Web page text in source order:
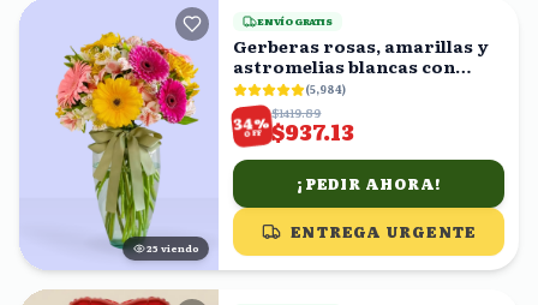
25 viendo
ENVÍO GRATIS
Gerberas rosas, amarillas y
astromelias blancas con
florero (5,984)
34%
OFF
$1419.89
$937.13
¡PEDIR AHORA!
ENTREGA URGENTE